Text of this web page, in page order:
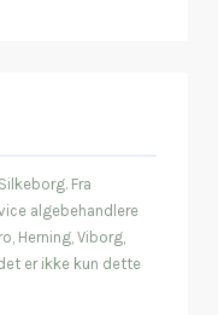
Fra
algebehandlere
Herning, Viborg,
er ikke kun dette